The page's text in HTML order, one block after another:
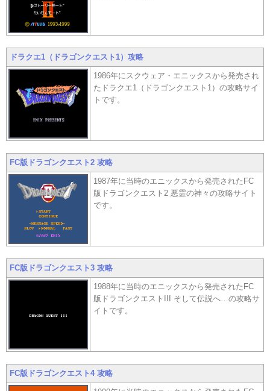
ドラクエ1（ドラゴンクエスト1）攻略
1986年にスクウェア・エニックスから発売され
たドラクエ1（ドラゴンクエスト1）の攻略サイ
トです。
FC版ドラゴンクエスト2 攻略
1987年に当時のエニックスから発売されたFC
版ドラゴンクエスト2 悪霊の神々の攻略サイト
です。
FC版ドラゴンクエスト3 攻略
1988年に当時のエニックスから発売されたFC
版ドラゴンクエストIII そして伝説へ…の攻略サ
イトです。
FC版ドラゴンクエスト4 攻略